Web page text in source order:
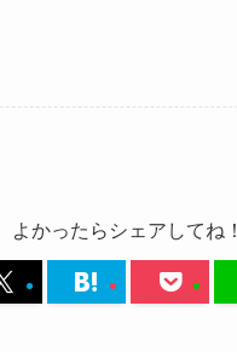
よかったらシェアしてね！